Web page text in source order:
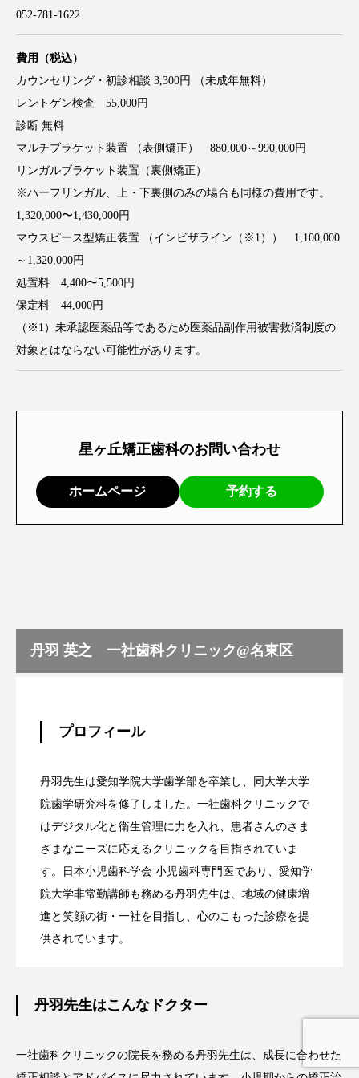
052-781-1622
費用（税込）
カウンセリング・初診相談 3,300円 （未成年無料）
レントゲン検査 55,000円
診断 無料
マルチブラケット装置 （表側矯正） 880,000～990,000円
リンガルブラケット装置（裏側矯正）
※ハーフリンガル、上・下裏側のみの場合も同様の費用です。
1,320,000〜1,430,000円
マウスピース型矯正装置 （インビザライン（※1）） 1,100,000
～1,320,000円
処置料 4,400〜5,500円
保定料 44,000円
（※1）未承認医薬品等であるため医薬品副作用被害救済制度の
対象とはならない可能性があります。
星ヶ丘矯正歯科のお問い合わせ
ホームページ 予約する
丹羽 英之 一社歯科クリニック@名東区
プロフィール
丹羽先生は愛知学院大学歯学部を卒業し、同大学大学
院歯学研究科を修了しました。一社歯科クリニックで
はデジタル化と衛生管理に力を入れ、患者さんのさま
ざまなニーズに応えるクリニックを目指されていま
す。日本小児歯科学会 小児歯科専門医であり、愛知学
院大学非常勤講師も務める丹羽先生は、地域の健康増
進と笑顔の街・一社を目指し、心のこもった診療を提
供されています。
丹羽先生はこんなドクター
一社歯科クリニックの院長を務める丹羽先生は、成長に合わせた